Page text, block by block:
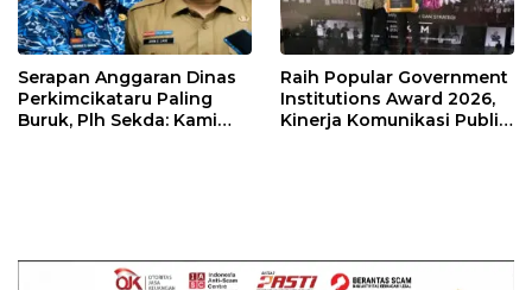
Serapan Anggaran Dinas
Perkimcikataru Paling
Buruk, Plh Sekda: Kami
Raih Popular Government
Institutions Award 2026,
Kinerja Komunikasi Publik